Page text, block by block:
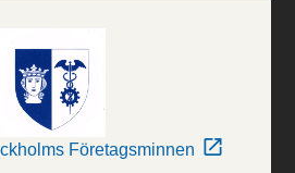
Företagsminnen